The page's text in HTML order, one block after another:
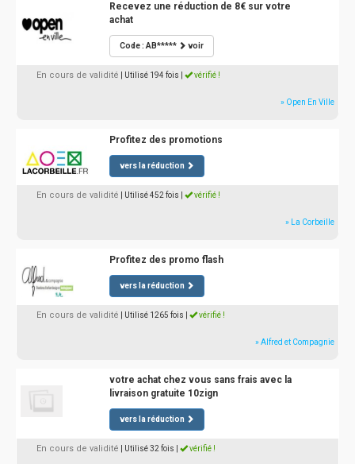
Recevez une réduction de 8€ sur votre
achat
Code : AB***** voir
En cours de validité | Utilisé 194 fois vérifié !
» Open En Ville
Profitez des promotions
vers la réduction
En cours de validité | Utilisé 452 fois vérifié !
» La Corbeille
Profitez des promo flash
vers la réduction
En cours de validité | Utilisé 1265 fois vérifié !
» Alfred et Compagnie
votre achat chez vous sans frais avec la
livraison gratuite 10zign
vers la réduction
En cours de validité | Utilisé 32 fois vérifié !